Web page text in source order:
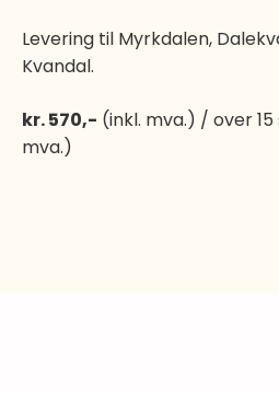
Levering til Myrkdalen,
Kvandal.
kr. 570,- (inkl. mva.) / over
mva.)